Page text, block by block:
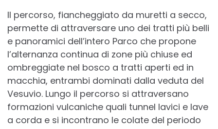
Il percorso, fiancheggiato da muretti a secco,
permette di attraversare uno dei tratti più belli
e panoramici dell’intero Parco che propone
l’alternanza continua di zone più chiuse ed
ombreggiate nel bosco a tratti aperti ed in
macchia, entrambi dominati dalla veduta del
Vesuvio. Lungo il percorso si attraversano
formazioni vulcaniche quali tunnel lavici e lave
a corda e si incontrano le colate del periodo